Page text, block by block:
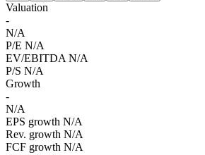
Valuation
-
N/A
P/E N/A
EV/EBITDA N/A
P/S N/A
Growth
-
N/A
EPS growth N/A
Rev. growth N/A
FCF growth N/A